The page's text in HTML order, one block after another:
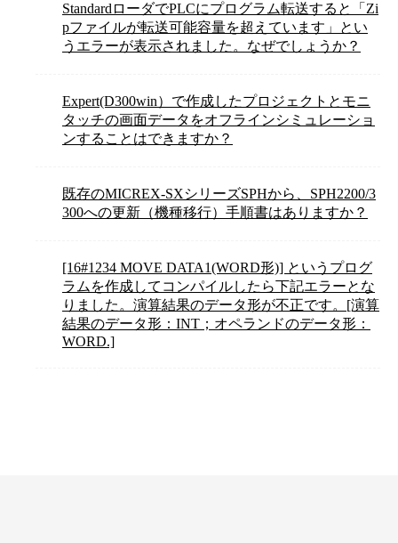
StandardローダでPLCにプログラム転送すると「Zi
pファイルが転送可能容量を超えています」とい
うエラーが表示されました。なぜでしょうか？
Expert(D300win）で作成したプロジェクトとモニ
タッチの画面データをオフラインシミュレーショ
ンすることはできますか？
既存のMICREX-SXシリーズSPHから、SPH2200/3
300への更新（機種移行）手順書はありますか？
[16#1234 MOVE DATA1(WORD形)] というプログ
ラムを作成してコンパイルしたら下記エラーとな
りました。演算結果のデータ形が不正です。[演算
結果のデータ形：INT；オペランドのデータ形：
WORD.]